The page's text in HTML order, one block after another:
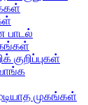
பாடல்
குறிப்புகள்
முகங்கள்